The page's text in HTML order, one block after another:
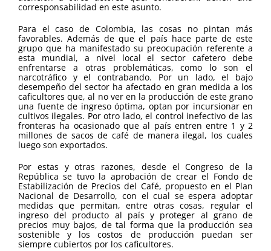
corresponsabilidad en este asunto.
Para el caso de Colombia, las cosas no pintan más
favorables. Además de que el país hace parte de este
grupo que ha manifestado su preocupación referente a
esta mundial, a nivel local el sector cafetero debe
enfrentarse a otras problemáticas, como lo son el
narcotráfico y el contrabando. Por un lado, el bajo
desempeño del sector ha afectado en gran medida a los
caficultores que, al no ver en la producción de este grano
una fuente de ingreso óptima, optan por incursionar en
cultivos ilegales. Por otro lado, el control inefectivo de las
fronteras ha ocasionado que al país entren entre 1 y 2
millones de sacos de café de manera ilegal, los cuales
luego son exportados.
Por estas y otras razones, desde el Congreso de la
República se tuvo la aprobación de crear el Fondo de
Estabilización de Precios del Café, propuesto en el Plan
Nacional de Desarrollo, con el cual se espera adoptar
medidas que permitan, entre otras cosas, regular el
ingreso del producto al país y proteger al grano de
precios muy bajos, de tal forma que la producción sea
sostenible y los costos de producción puedan ser
siempre cubiertos por los caficultores.